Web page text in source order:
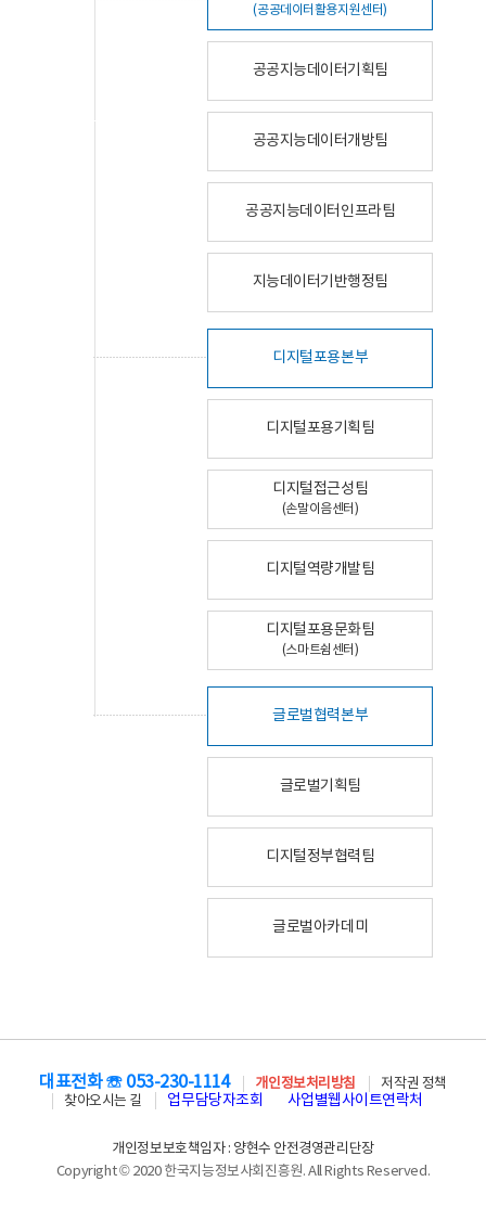
(공공데이터활용지원센터)
공공지능데이터기획팀
공공지능데이터개방팀
공공지능데이터인프라팀
지능데이터기반행정팀
디지털포용본부
디지털포용기획팀
디지털접근성팀
(손말이음센터)
디지털역량개발팀
디지털포용문화팀
(스마트쉼센터)
글로벌협력본부
글로벌기획팀
디지털정부협력팀
글로벌아카데미
대표전화 ☏ 053-230-1114 개인정보처리방침
저작권 정책
찾아오시는 길
업무담당자조회 사업별웹사이트연락처
개인정보보호책임자 : 양현수 안전경영관리단장
Copyright © 2020 한국지능정보사회진흥원. All Rights Reserved.